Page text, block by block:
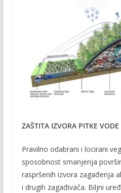
ZAŠTITA IZVORA PITKE VODE
Pravilno odabrani i locirani
sposobnost smanjenja
raspršenih izvora zagađenja
i drugih zagađivača. Biljni